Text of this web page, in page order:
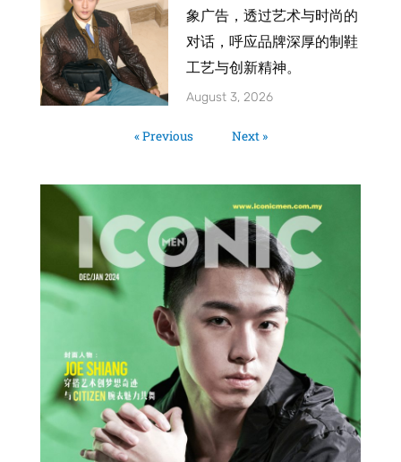
象广告，透过艺术与时尚的
对话，呼应品牌深厚的制鞋
工艺与创新精神。
August 3, 2026
« Previous Next »